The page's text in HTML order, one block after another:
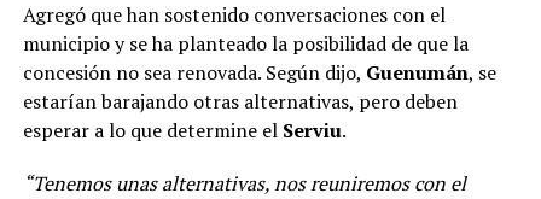
Agregó que han sostenido conversaciones con el
municipio y se ha planteado la posibilidad de que la
concesión no sea renovada. Según dijo, Guenumán, se
estarían barajando otras alternativas, pero deben
esperar a lo que determine el Serviu.
“Tenemos unas alternativas, nos reuniremos con el